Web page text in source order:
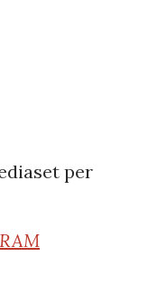
per